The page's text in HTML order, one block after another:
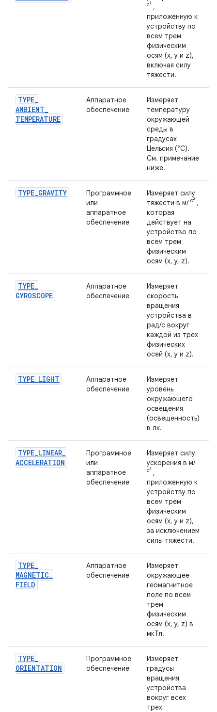
с² ,
приложенную к
устройству по
всем трем
физическим
осям (x, y и z),
включая силу
тяжести.
TYPE_
AMBIENT_
TEMPERATURE
Аппаратное
обеспечение
Измеряет
температуру
окружающей
среды в
градусах
Цельсия (°C).
См. примечание
ниже.
TYPE_GRAVITY
Программное
или
аппаратное
обеспечение
Измеряет силу
тяжести в м/ с² ,
которая
действует на
устройство по
всем трем
физическим
осям (x, y, z).
TYPE_
GYROSCOPE
Аппаратное
обеспечение
Измеряет
скорость
вращения
устройства в
рад/с вокруг
каждой из трех
физических
осей (x, y и z).
TYPE_LIGHT
Аппаратное
обеспечение
Измеряет
уровень
окружающего
освещения
(освещенность)
в лк.
TYPE_LINEAR_
ACCELERATION
Программное
или
аппаратное
обеспечение
Измеряет силу
ускорения в м/
с² ,
приложенную к
устройству по
всем трем
физическим
осям (x, y и z),
за исключением
силы тяжести.
TYPE_
MAGNETIC_
FIELD
Аппаратное
обеспечение
Измеряет
окружающее
геомагнитное
поле по всем
трем
физическим
осям (x, y, z) в
мкТл.
TYPE_
ORIENTATION
Программное
обеспечение
Измеряет
градусы
вращения
устройства
вокруг всех
трех